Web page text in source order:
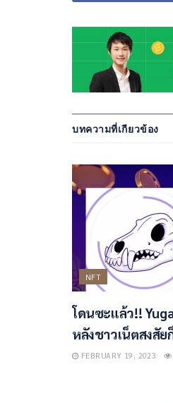
บทความที่เกียวข้อง
NFT
โดนซะแล้ว!!
หลังชาวเน็ตสงสั
FEBRUARY 19, 2023